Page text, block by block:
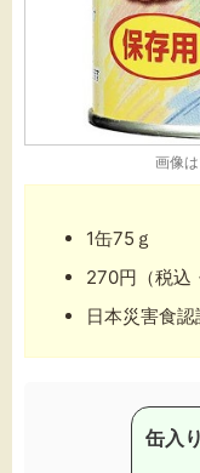
画像は
1缶75ｇ
270円（税込
日本災害食認
缶入